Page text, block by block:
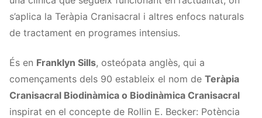
s’aplica la Teràpia Cranisacral i altres enfocs naturals
de tractament en programes intensius.
És en Franklyn Sills, osteópata anglès, qui a
començaments dels 90 estableix el nom de Teràpia
Cranisacral Biodinàmica o Biodinàmica Cranisacral
inspirat en el concepte de Rollin E. Becker: Potència